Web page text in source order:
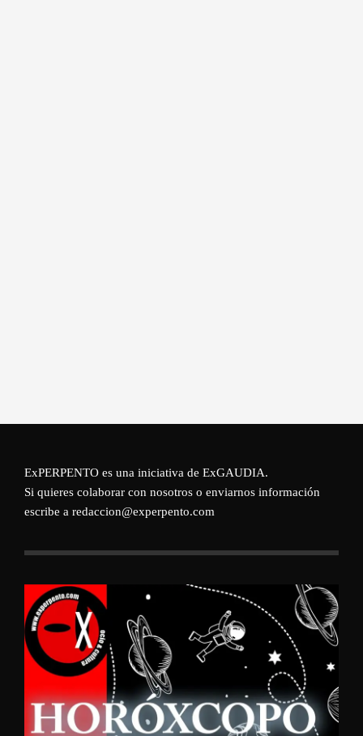
ExPERPENTO es una iniciativa de ExGAUDIA.
Si quieres colaborar con nosotros o enviarnos información
escribe a redaccion@experpento.com